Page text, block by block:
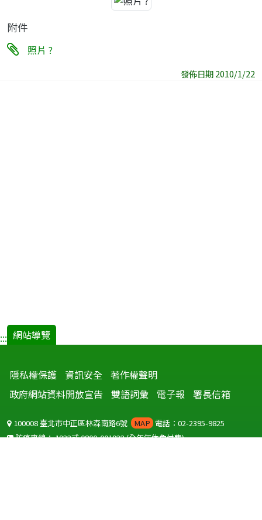
附件
照片 ?
發佈日期 2010/1/22
::: 網站導覽
隱私權保護 資訊安全 著作權聲明
政府網站資料開放宣告
雙語詞彙 電子報 署長信箱
100008 臺北市中正區林森南路6號 MAP 電話：02-2395-9825
防疫專線：1922或0800-001922(全年無休免付費)